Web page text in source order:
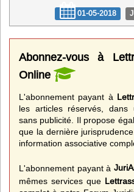
01-05-2018
Abonnez-vous à
Online
L'abonnement payant à
les articles réservés, dans
sans publicité. Il propose
que la dernière
information associative
L'abonnement payant à
mêmes services que